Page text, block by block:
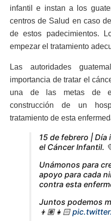
infantil e instan a los
centros de Salud en caso
de estos padecimientos.
empezar el tratamiento
Las autoridades
importancia de tratar el
una de las metas de
construcción de un
tratamiento de esta
15 de febrero |
el Cáncer Infantil.
Unámonos para
apoyo para cada
contra esta
Juntos podemos
👦🏽👧🏻